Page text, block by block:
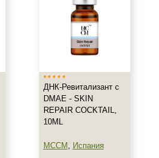
ДНК-Ревитализант с
DMAE - SKIN
REPAIR COCKTAIL,
10ML
MCCM , Испания